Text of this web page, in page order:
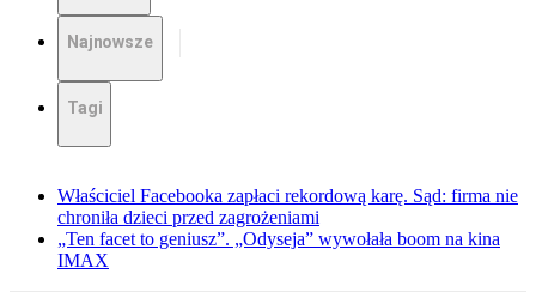
Najnowsze
Tagi
Właściciel Facebooka zapłaci rekordową karę. Sąd: firma nie
chroniła dzieci przed zagrożeniami
„Ten facet to geniusz”. „Odyseja” wywołała boom na kina
IMAX